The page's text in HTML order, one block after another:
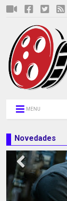
MENU
Novedades